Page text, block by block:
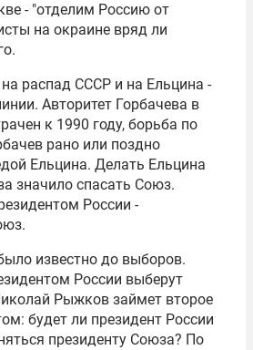
- "отделим Россию от
на окраине вряд ли
распад СССР и на Ельцина -
Авторитет Горбачева в
к 1990 году, борьба по
рано или поздно
Ельцина. Делать Ельцина
значило спасать Союз.
России -
известно до выборов.
России выберут
Рыжков займет второе
будет ли президент России
президенту Союза? По